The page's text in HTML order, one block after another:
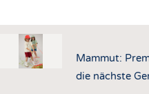
TESTS
Seitennummerierung
Mammut:
die nächste